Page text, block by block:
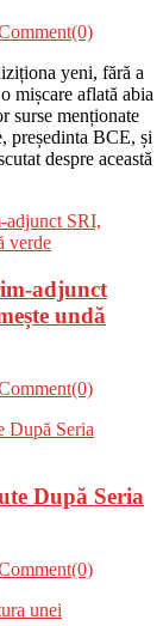
yeni, fără a
mișcare aflată abia
surse menționate
președinta BCE, și
despre această
adjunct
undă
După Seria